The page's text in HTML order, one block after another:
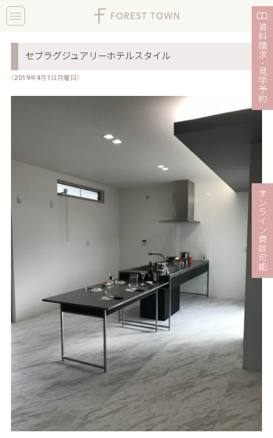
toggle
navigation
セブラグジュアリーホテルスタイル
《2019年4月1日月曜日》
資
料
請
求
・
見
学
予
約
オ
ン
ラ
イ
ン
商
談
可
能